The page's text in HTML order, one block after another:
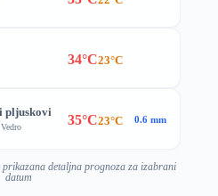
34°C23°C
pljuskovi
35°C23°C 0.6 mm
prikazana detaljna prognoza za izabrani
datum